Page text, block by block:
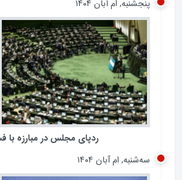
وام ازدواج به بیش از 80درصد متقاضیان پرداخت شده است
پنجشنبه, ام آبان ۱۴۰۴